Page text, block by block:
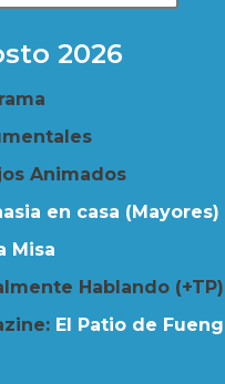
2026
Animados
en casa (Mayores)
Misa
Hablando (+TP)
El Patio de